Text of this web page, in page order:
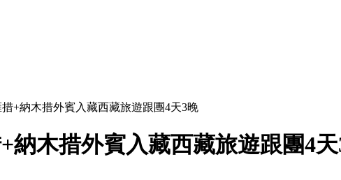
措+納木措外賓入藏西藏旅遊跟團4天3晚
納木措外賓入藏西藏旅遊跟團4